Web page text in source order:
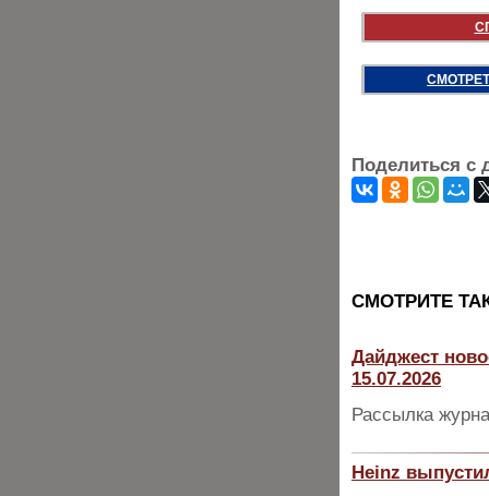
Поделиться с
CМОТРИТЕ
Дайджест
15.07.2026
Рассылка
Heinz